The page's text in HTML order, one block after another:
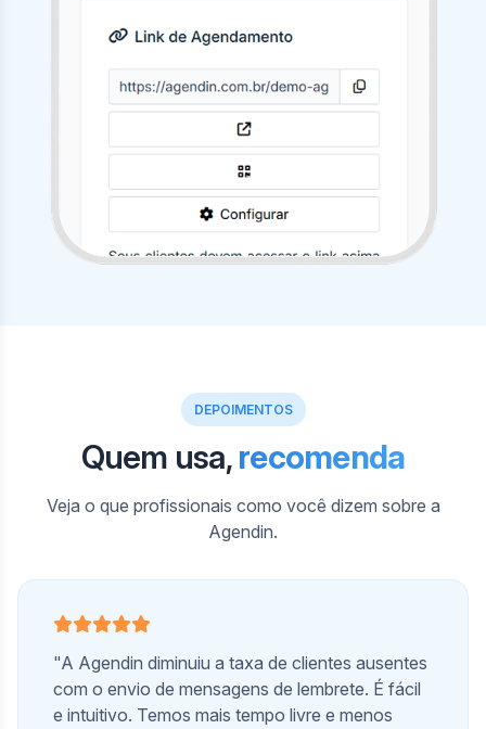
DEPOIMENTOS
Quem usa,recomenda
Veja o que profissionais como você dizem sobre a
Agendin.
"A Agendin diminuiu a taxa de clientes ausentes
com o envio de mensagens de lembrete. É fácil
e intuitivo. Temos mais tempo livre e menos